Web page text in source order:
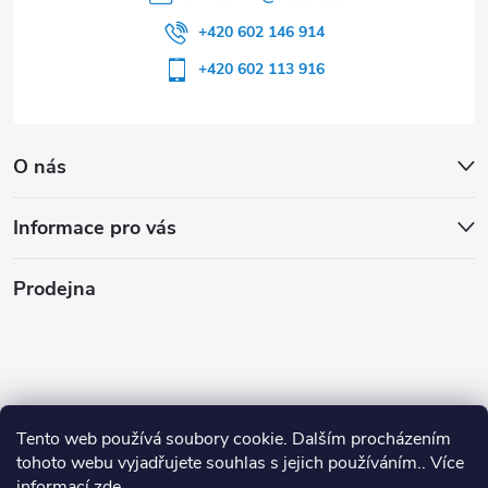
Tento web používá soubory cookie. Dalším procházením
tohoto webu vyjadřujete souhlas s jejich používáním.. Více
O nás
Informace pro vás
+420 602 146 914
+420 602 113 916
Prodejna